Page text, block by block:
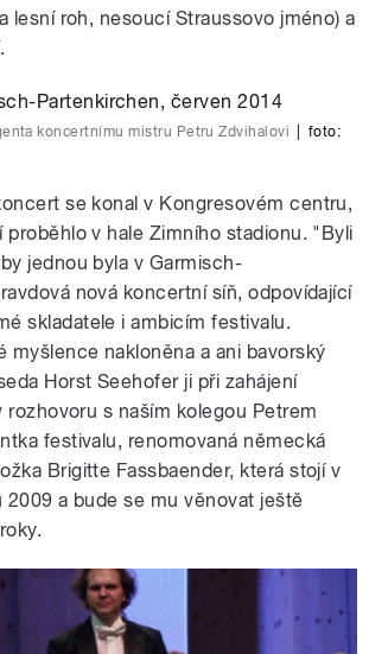
lesní roh, nesoucí Straussovo jméno) a
koncertnímu mistru Petru Zdvihalovi
foto:
se konal v Kongresovém centru,
v hale Zimního stadionu. "Byli
jednou byla v Garmisch-
nová koncertní síň, odpovídající
skladatele i ambicím festivalu.
myšlence nakloněna a ani bavorský
Horst Seehofer ji při zahájení
rozhovoru s naším kolegou Petrem
festivalu, renomovaná německá
Brigitte Fassbaender, která stojí v
2009 a bude se mu věnovat ještě